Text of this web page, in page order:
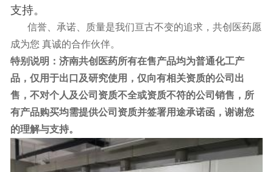
支持。
信誉、承诺、质量是我们亘古不变的追求，共创医药愿
成为您 真诚的合作伙伴。
特别说明：济南共创医药所有在售产品均为普通化工产
品，仅用于出口及研究使用，仅向有相关资质的公司出
售，不对个人及公司资质不全或资质不符的公司销售，所
有产品购买均需提供公司资质并签署用途承诺函，谢谢您
的理解与支持。